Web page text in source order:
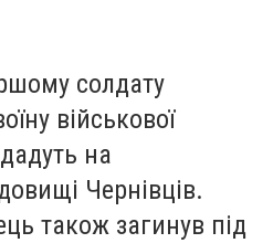
солдату
військової
на
Чернівців.
також загинув під